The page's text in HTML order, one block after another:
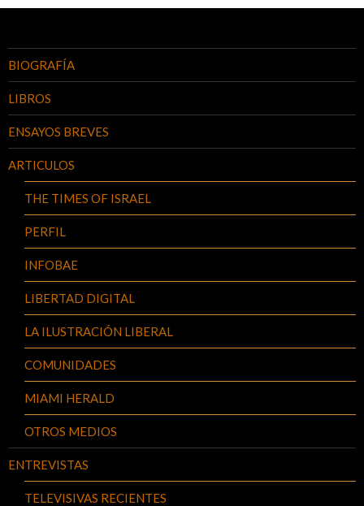
BIOGRAFÍA
LIBROS
ENSAYOS BREVES
ARTICULOS
THE TIMES OF ISRAEL
PERFIL
INFOBAE
LIBERTAD DIGITAL
LA ILUSTRACIÓN LIBERAL
COMUNIDADES
MIAMI HERALD
OTROS MEDIOS
ENTREVISTAS
TELEVISIVAS RECIENTES